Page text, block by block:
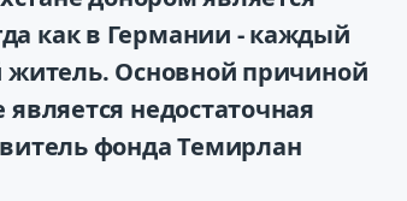
как в Германии - каждый
Основной причиной
недостаточная
фонда Темирлан